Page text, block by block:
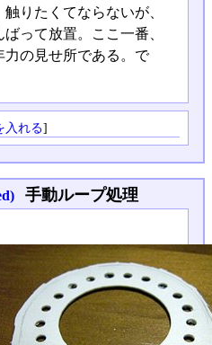
触りたくてならないが、
ばって放置。ここ一番、
力の見せ所である。で
入れる]
手動ループ処理